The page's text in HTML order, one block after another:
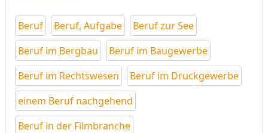
Beruf Beruf, Aufgabe
Beruf zur See
Beruf im Bergbau
Beruf im Baugewerbe
Beruf im Rechtswesen
Beruf im Druckgewerbe
einem Beruf nachgehend
Beruf in der Filmbranche